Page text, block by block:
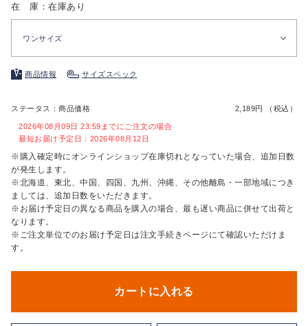
在 庫：在庫あり
ワンサイズ
商品情報 サイズスペック
ステータス：商品価格 2,189円 （税込）
2026年08月09日 23:59までにご注文の場合
最短お届け予定日：2026年08月12日
※購入確定時にオンラインショップ在庫切れとなっていた場合、追加日数
が発生します。
※北海道、東北、中国、四国、九州、沖縄、その他離島・一部地域につき
ましては、追加日数をいただきます。
※お届け予定日の異なる商品を購入の場合、最も遅い商品に併せて出荷と
なります。
※ご注文単位でのお届け予定日は注文手続きページにて確認いただけま
す。
カートに入れる